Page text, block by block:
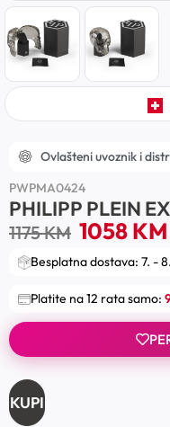
Ovlašteni uvoznik i
PWPMA0424
PHILIPP PLEIN
1175KM 1058KM
Besplatna dostava: 7. -
Platite na 12 rata samo:
KUPI